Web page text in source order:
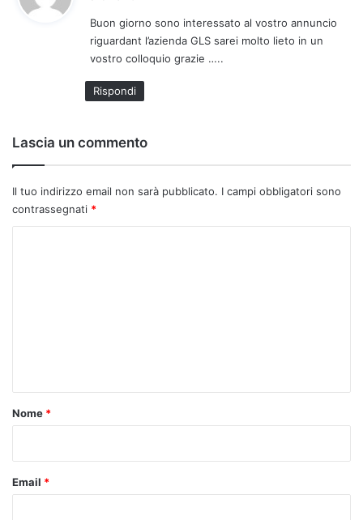
e
t
t
Buon giorno sono interessato al vostro annuncio
riguardant l’azienda GLS sarei molto lieto in un
vostro colloquio grazie …..
Rispondi
Lascia un commento
Il tuo indirizzo email non sarà pubblicato. I campi obbligatori sono
contrassegnati *
o
Nome *
Email *